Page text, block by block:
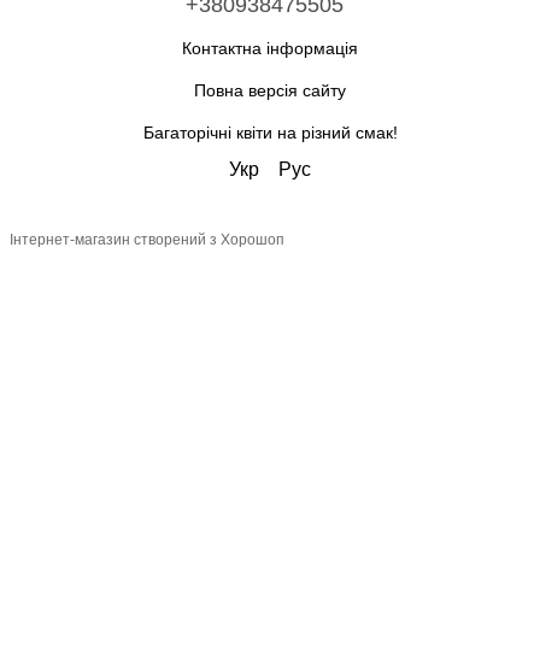
+380938475505
Контактна інформація
Повна версія сайту
Багаторічні квіти на різний смак!
Укр Рус
Інтернет-магазин створений з Хорошоп